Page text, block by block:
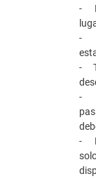
-
-
-
-
-